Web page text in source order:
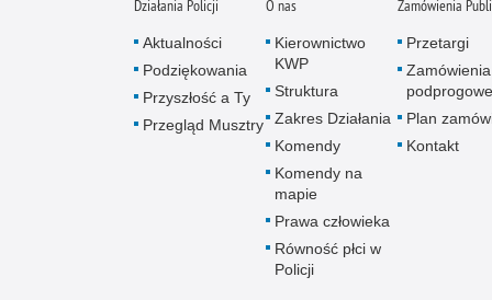
Działania Policji
Aktualności
Podziękowania
Przyszłość a Ty
Przegląd Musztry
O nas
Kierownictwo
KWP
Struktura
Zakres Działania
Komendy
Komendy na
mapie
Prawa człowieka
Równość płci w
Policji
Zamówienia
Przetargi
Zamówienia
podprogowe
Plan
Kontakt